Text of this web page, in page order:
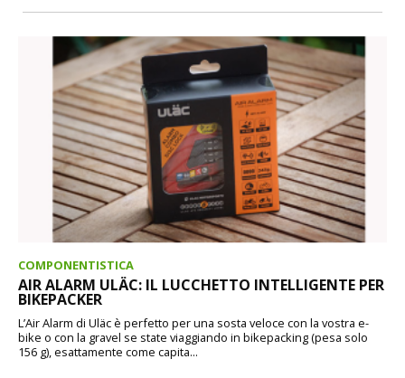
COMPONENTISTICA
AIR ALARM ULÄC: IL LUCCHETTO INTELLIGENTE PER
BIKEPACKER
L’Air Alarm di Uläc è perfetto per una sosta veloce con la vostra e-
bike o con la gravel se state viaggiando in bikepacking (pesa solo
156 g), esattamente come capita...